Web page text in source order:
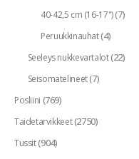
40-42,5 cm (16-17")(7)
Peruukkinauhat(4)
Seeleys nukkevartalot(22)
Seisomatelineet(7)
Posliini (769)
Taidetarvikkeet(2750)
Tussit(904)